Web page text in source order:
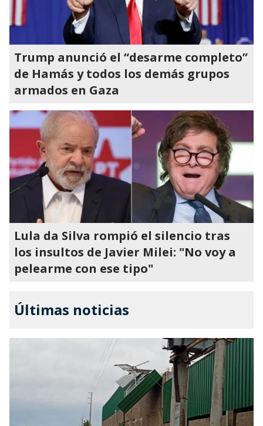
Trump anunció el “desarme completo”
de Hamás y todos los demás grupos
armados en Gaza
Lula da Silva rompió el silencio tras
los insultos de Javier Milei: "No voy a
pelearme con ese tipo"
Últimas noticias